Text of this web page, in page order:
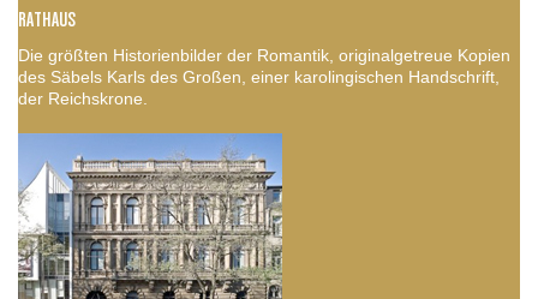
RATHAUS
Die größten Historienbilder der Romantik, originalgetreue Kopien
des Säbels Karls des Großen, einer karolingischen Handschrift,
der Reichskrone.